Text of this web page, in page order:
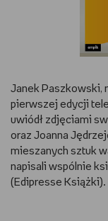
URZĄDZAM I
RYSUJĘ
DIY
MAM ZWIERZĘTA
Janek Paszkowski,
pierwszej edycji
uwiódł zdjęciami
oraz Joanna
mieszanych sztuk
napisali wspólnie
(Edipresse Książki).